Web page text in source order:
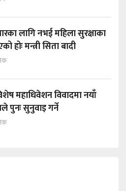
लागि नभई महिला सुरक्षाका
होः मन्त्री सिता बादी
महाधिवेशन विवादमा नयाँ
पुनः सुनुवाइ गर्ने